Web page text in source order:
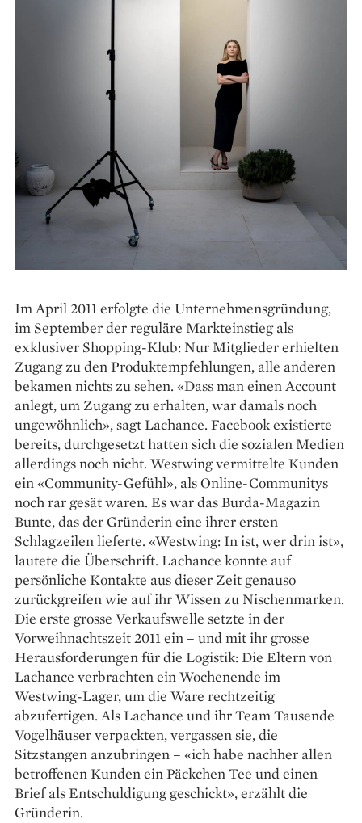
Im April 2011 erfolgte die Unternehmensgründung,
im September der reguläre Markteinstieg als
exklusiver Shopping-Klub: Nur Mitglieder erhielten
Zugang zu den Produktempfehlungen, alle anderen
bekamen nichts zu sehen. «Dass man einen Account
anlegt, um Zugang zu erhalten, war damals noch
ungewöhnlich», sagt Lachance. Facebook existierte
bereits, durchgesetzt hatten sich die sozialen Medien
allerdings noch nicht. Westwing vermittelte Kunden
ein «Community-Gefühl», als Online-Communitys
noch rar gesät waren. Es war das Burda-Magazin
Bunte, das der Gründerin eine ihrer ersten
Schlagzeilen lieferte. «Westwing: In ist, wer drin ist»,
lautete die Überschrift. Lachance konnte auf
persönliche Kontakte aus dieser Zeit genauso
zurückgreifen wie auf ihr Wissen zu Nischenmarken.
Die erste grosse Verkaufswelle setzte in der
Vorweihnachtszeit 2011 ein – und mit ihr grosse
Herausforderungen für die Logistik: Die Eltern von
Lachance verbrachten ein Wochenende im
Westwing-Lager, um die Ware rechtzeitig
abzufertigen. Als Lachance und ihr Team Tausende
Vogelhäuser verpackten, vergassen sie, die
Sitzstangen anzubringen – «ich habe nachher allen
betroffenen Kunden ein Päckchen Tee und einen
Brief als Entschuldigung geschickt», erzählt die
Gründerin.